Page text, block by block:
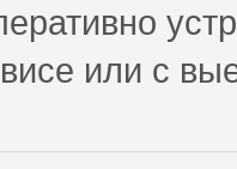
или с